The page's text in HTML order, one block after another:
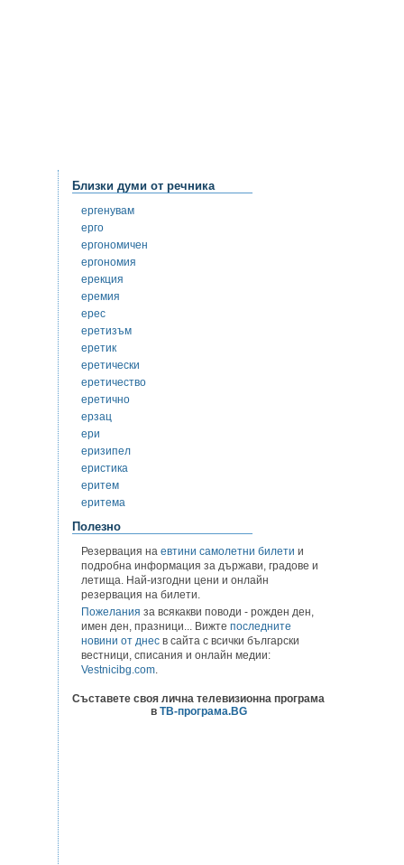
Близки думи от речника
ергенувам
ерго
ергономичен
ергономия
ерекция
еремия
ерес
еретизъм
еретик
еретически
еретичество
еретично
ерзац
ери
еризипел
еристика
еритем
еритема
Полезно
Резервация на евтини самолетни билети и
подробна информация за държави, градове и
летища. Най-изгодни цени и онлайн
резервация на билети.
Пожелания за всякакви поводи - рожден ден,
имен ден, празници... Вижте последните
новини от днес в сайта с всички български
вестници, списания и онлайн медии:
Vestnicibg.com.
Съставете своя лична телевизионна програма
в ТВ-програма.BG